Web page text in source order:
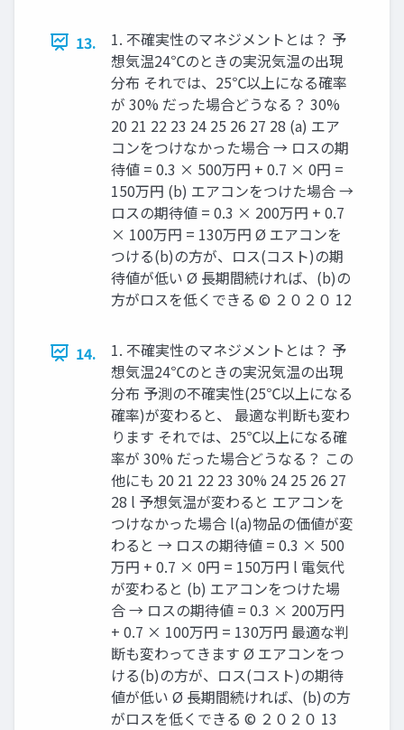
13.
1. 不確実性のマネジメントとは？ 予
想気温24℃のときの実況気温の出現
分布 それでは、25℃以上になる確率
が 30% だった場合どうなる？ 30%
20 21 22 23 24 25 26 27 28 (a) エア
コンをつけなかった場合 → ロスの期
待値 = 0.3 × 500万円 + 0.7 × 0円 =
150万円 (b) エアコンをつけた場合 →
ロスの期待値 = 0.3 × 200万円 + 0.7
× 100万円 = 130万円 Ø エアコンを
つける(b)の⽅が、ロス(コスト)の期
待値が低い Ø ⻑期間続ければ、(b)の
⽅がロスを低くできる © ２０２０ 12
14.
1. 不確実性のマネジメントとは？ 予
想気温24℃のときの実況気温の出現
分布 予測の不確実性(25℃以上になる
確率)が変わると、 最適な判断も変わ
ります それでは、25℃以上になる確
率が 30% だった場合どうなる？ この
他にも 20 21 22 23 30% 24 25 26 27
28 l 予想気温が変わると エアコンを
つけなかった場合 l(a)物品の価値が変
わると → ロスの期待値 = 0.3 × 500
万円 + 0.7 × 0円 = 150万円 l 電気代
が変わると (b) エアコンをつけた場
合 → ロスの期待値 = 0.3 × 200万円
+ 0.7 × 100万円 = 130万円 最適な判
断も変わってきます Ø エアコンをつ
ける(b)の⽅が、ロス(コスト)の期待
値が低い Ø ⻑期間続ければ、(b)の⽅
がロスを低くできる © ２０２０ 13